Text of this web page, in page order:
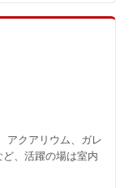
アクアリウム、ガレ
、活躍の場は室内